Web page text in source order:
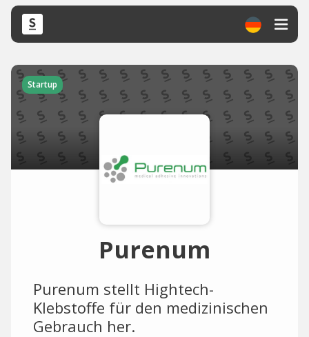
Startup
Purenum
Purenum stellt Hightech-
Klebstoffe für den medizinischen
Gebrauch her.